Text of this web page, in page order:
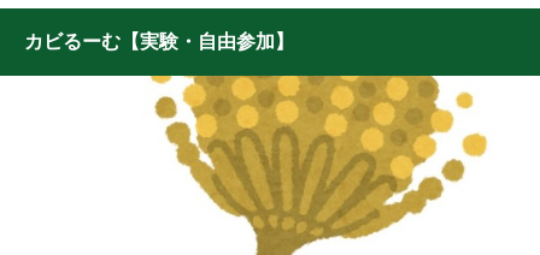
カビるーむ【実験・自由参加】